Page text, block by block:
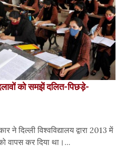
को समझें दलित-पिछड़े-
ने दिल्ली विश्वविद्यालय द्वारा 2013 में
वापस कर दिया था।...